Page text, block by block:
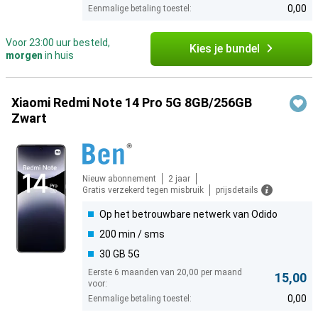
Eenmalige betaling toestel: 0,00
Voor 23:00 uur besteld,
morgen in huis Kies je bundel
Xiaomi Redmi Note 14 Pro 5G 8GB/256GB
Zwart
Nieuw abonnement
2 jaar
Gratis verzekerd tegen misbruik
prijsdetails
Op het betrouwbare netwerk van Odido
200 min / sms
30 GB 5G
Eerste 6 maanden van 20,00 per maand
voor:
15,00
Eenmalige betaling toestel: 0,00